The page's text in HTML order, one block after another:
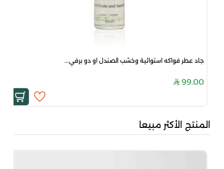
جاد عطر فواكه استوائية وخشب الصندل او دو برفي...
99.00
المنتج الأكثر مبيعا